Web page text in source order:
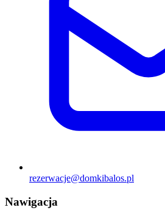
rezerwacje@domkibalos.pl
Nawigacja